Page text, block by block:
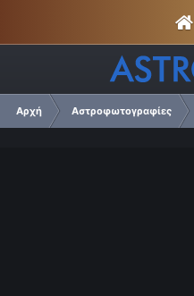
Αρχή Αστροφωτογραφίες